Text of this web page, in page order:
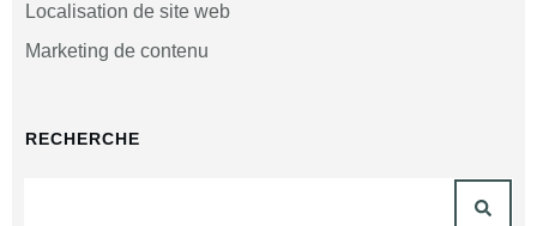
Localisation de site web
Marketing de contenu
RECHERCHE